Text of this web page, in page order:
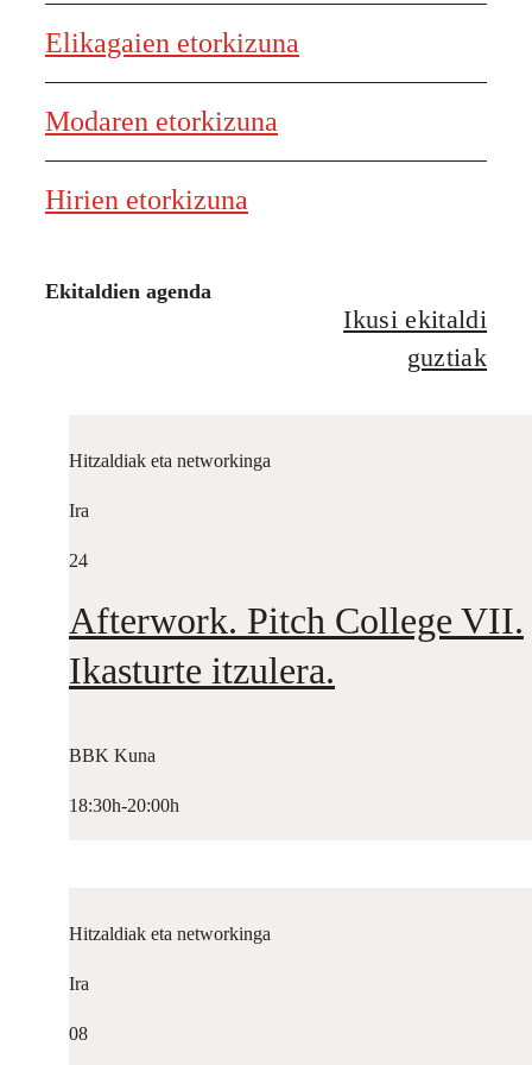
Elikagaien etorkizuna
Modaren etorkizuna
Hirien etorkizuna
Ekitaldien agenda
Ikusi ekitaldi
guztiak
Hitzaldiak eta networkinga
Ira
24
Afterwork. Pitch College VII.
Ikasturte itzulera.
BBK Kuna
18:30h-20:00h
Hitzaldiak eta networkinga
Ira
08